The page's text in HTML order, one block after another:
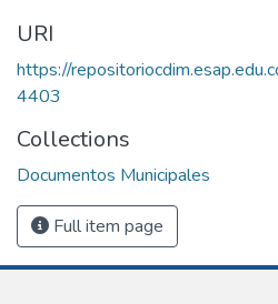
URI
https://
4403
Collections
Documentos Municipales
Full item page